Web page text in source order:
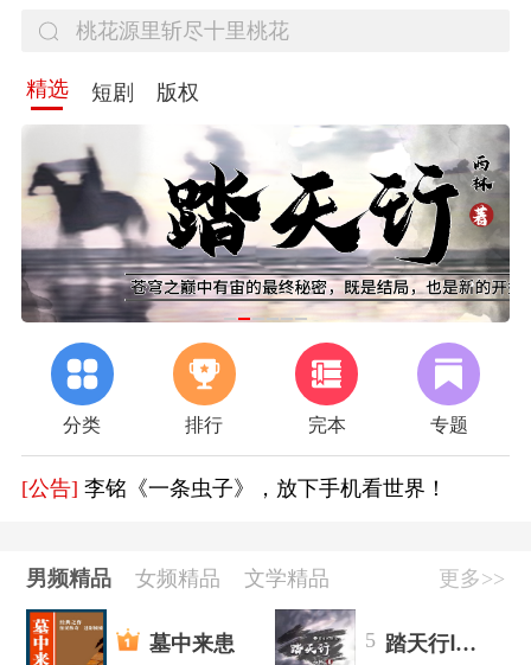
精选 短剧 版权
分类 排行 完本 专题
[公告]作家扶持计划开启
[公告]胡钦文《长安四载》，迎接春日治愈
[公告] 李铭《一条虫子》，放下手机看世界！
[公告]十月好书推荐，西林《踏天行》重磅来袭！
[公告]胡钦文《长安四载》，迎接春日治愈
男频精品 女频精品 文学精品 更多>>
墓中来患 5 踏天行Ⅰ（上）：望云大陆